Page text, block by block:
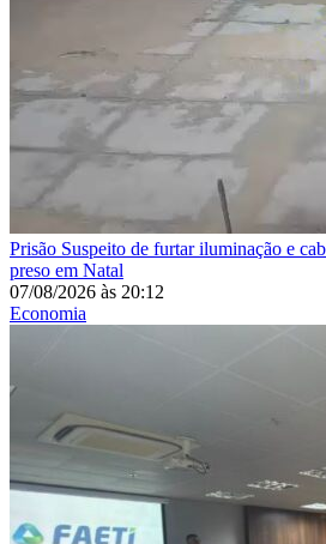
Prisão Suspeito de furtar iluminação e
preso em Natal
07/08/2026 às 20:12
Economia